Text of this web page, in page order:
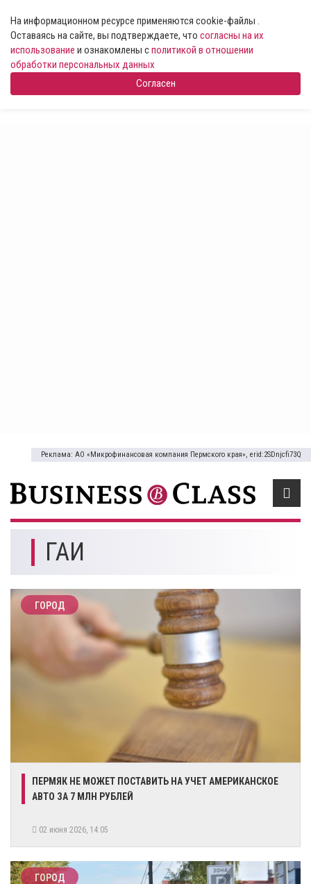
На информационном ресурсе применяются cookie-файлы .
Оставаясь на сайте, вы подтверждаете, что согласны на их
использование и ознакомлены сполитикой в отношении
обработки персональных данных
Согласен
Реклама: АО «Микрофинансовая компания Пермского края», erid:2SDnjcfi73Q
ГАИ
ГОРОД
ПЕРМЯК НЕ МОЖЕТ ПОСТАВИТЬ НА УЧЕТ АМЕРИКАНСКОЕ
АВТО ЗА 7 МЛН РУБЛЕЙ
02 июня 2026, 14:05
ГОРОД